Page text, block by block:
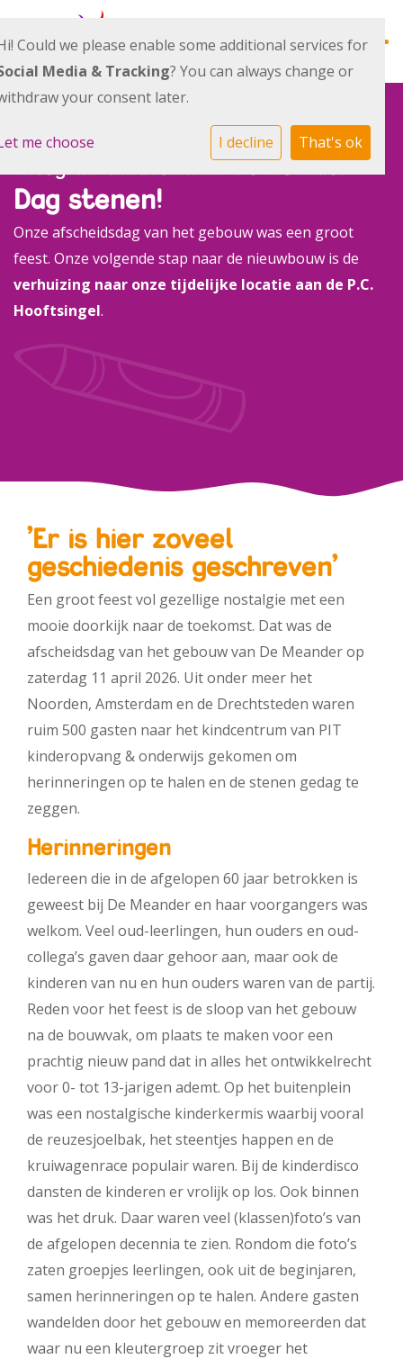
Ontwikkellijn
Alles over ons
Actueel
Integraal kindcentrum De Meander
Dag stenen!
Onze afscheidsdag van het gebouw was een groot
feest. Onze volgende stap naar de nieuwbouw is de
verhuizing naar onze tijdelijke locatie aan de P.C.
Hooftsingel.
'Er is hier zoveel
geschiedenis geschreven'
Een groot feest vol gezellige nostalgie met een
mooie doorkijk naar de toekomst. Dat was de
afscheidsdag van het gebouw van De Meander op
zaterdag 11 april 2026. Uit onder meer het
Noorden, Amsterdam en de Drechtsteden waren
ruim 500 gasten naar het kindcentrum van PIT
kinderopvang & onderwijs gekomen om
herinneringen op te halen en de stenen gedag te
zeggen.
Herinneringen
Iedereen die in de afgelopen 60 jaar betrokken is
geweest bij De Meander en haar voorgangers was
welkom. Veel oud-leerlingen, hun ouders en oud-
collega’s gaven daar gehoor aan, maar ook de
kinderen van nu en hun ouders waren van de partij.
Reden voor het feest is de sloop van het gebouw
na de bouwvak, om plaats te maken voor een
prachtig nieuw pand dat in alles het ontwikkelrecht
voor 0- tot 13-jarigen ademt. Op het buitenplein
was een nostalgische kinderkermis waarbij vooral
de reuzesjoelbak, het steentjes happen en de
kruiwagenrace populair waren. Bij de kinderdisco
dansten de kinderen er vrolijk op los. Ook binnen
was het druk. Daar waren veel (klassen)foto’s van
de afgelopen decennia te zien. Rondom die foto’s
zaten groepjes leerlingen, ook uit de beginjaren,
samen herinneringen op te halen. Andere gasten
wandelden door het gebouw en memoreerden dat
waar nu een kleutergroep zit vroeger het
Could we please enable some additional services for
Media & Tracking? You can always change or
your consent later.
me choose I decline That's ok